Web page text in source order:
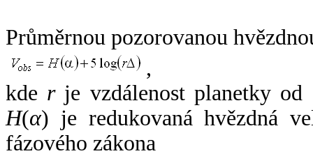
Průměrnou pozorovanou
,
kde rje vzdálenost planetky od
H(α) je redukovaná hvězdná
fázového zákona